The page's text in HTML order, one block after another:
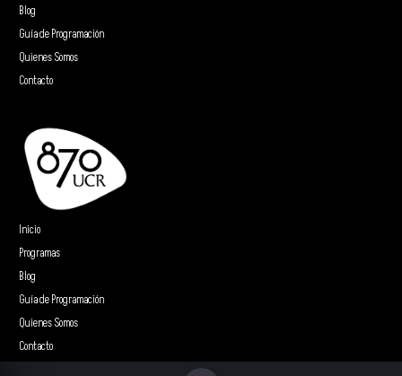
Blog
Guía de Programación
Quienes Somos
Contacto
Inicio
Programas
Blog
Guía de Programación
Quienes Somos
Contacto